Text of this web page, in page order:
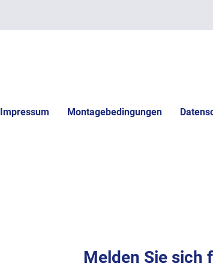
Impressum Montagebedingungen
Melden Sie sich